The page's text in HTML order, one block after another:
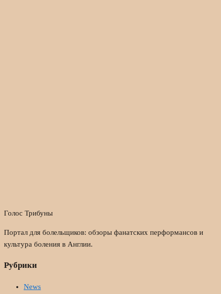
Голос Трибуны
Портал для болельщиков: обзоры фанатских перформансов и
культура боления в Англии.
Рубрики
News